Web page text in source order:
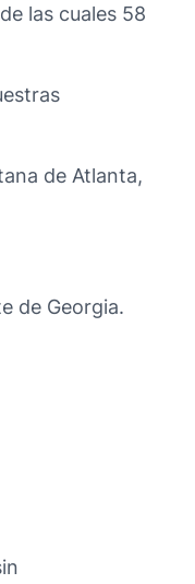
las cuales 58
de Atlanta,
de Georgia.